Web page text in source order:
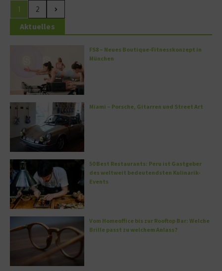
1 2
Aktuelles
FS8 – Neues Boutique-Fitnesskonzept in
München
Miami – Porsche, Gitarren und Street Art
50 Best Restaurants: Peru ist Gastgeber
des weltweit bedeutendsten Kulinarik-
Events
Vom Homeoffice bis zur Rooftop Bar: Welche
Brille passt zu welchem Anlass?